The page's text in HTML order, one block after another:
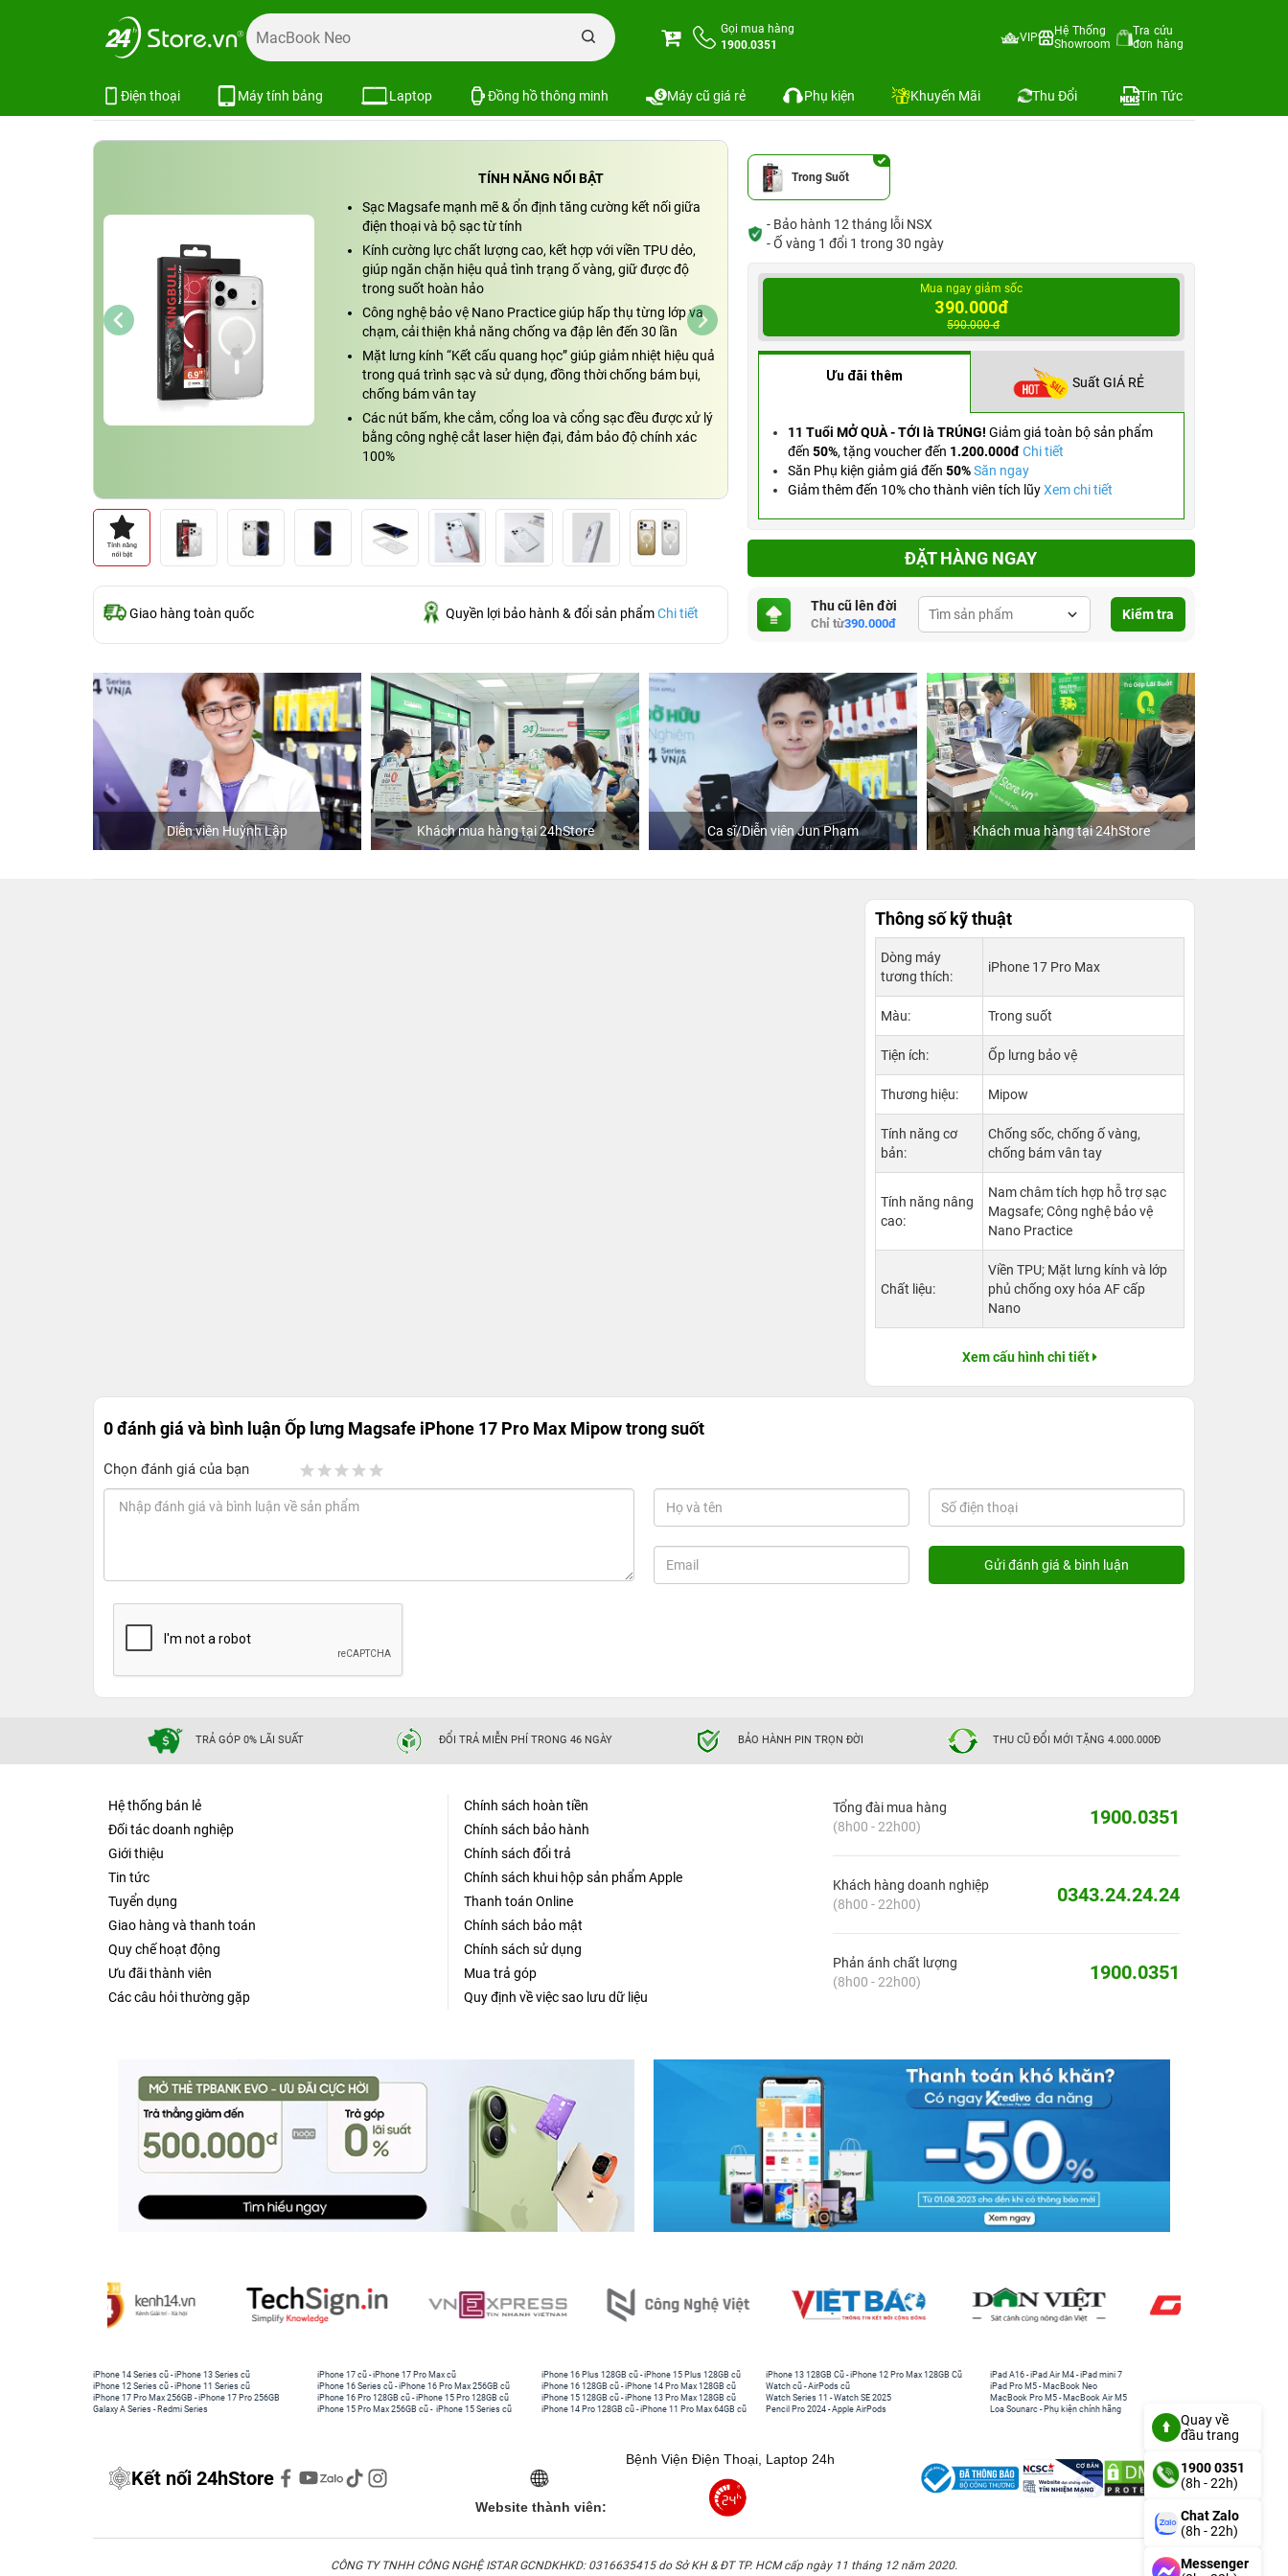
Gọi mua hàng
1900.0351
VIP
Hệ Thống
Showroom
Tra cứu
đơn hàng
Điện thoại Máy tính bảng Laptop Đồng hồ thông minh Máy cũ giá rẻ Phụ kiện Khuyến Mãi Thu Đổi Tin Tức
Trang chủ Ốp lưng Ốp lưng Magsafe iPhone 17 Pro Max Mipow trong suốt
Ốp lưng Magsafe iPhone 17 Pro Max Mipow trong suốt
Xem cấu hình So sánh
TÍNH NĂNG NỔI BẬT
Sạc Magsafe mạnh mẽ & ổn định tăng cường kết nối giữa
điện thoại và bộ sạc từ tính
Kính cường lực chất lượng cao, kết hợp với viền TPU dẻo,
giúp ngăn chặn hiệu quả tình trạng ố vàng, giữ được độ
trong suốt hoàn hảo
Công nghệ bảo vệ Nano Practice giúp hấp thụ từng lớp va
chạm, cải thiện khả năng chống va đập lên đến 30 lần
Mặt lưng kính “Kết cấu quang học” giúp giảm nhiệt hiệu quả
trong quá trình sạc và sử dụng, đồng thời chống bám bụi,
chống bám vân tay
Các nút bấm, khe cắm, cổng loa và cổng sạc đều được xử lý
bằng công nghệ cắt laser hiện đại, đảm bảo độ chính xác
100%
Giao hàng toàn quốc Quyền lợi bảo hành & đổi sản phẩm Chi tiết
Trong Suốt
- Bảo hành 12 tháng lỗi NSX
- Ố vàng 1 đổi 1 trong 30 ngày
Mua ngay giảm sốc
390.000đ
590.000 đ
Ưu đãi thêm Suất GIÁ RẺ
11 Tuổi MỞ QUÀ - TỚI là TRÚNG! Giảm giá toàn bộ sản phẩm
đến 50%, tặng voucher đến 1.200.000đ Chi tiết
Săn Phụ kiện giảm giá đến 50% Săn ngay
Giảm thêm đến 10% cho thành viên tích lũyXem chi tiết
ĐẶT HÀNG NGAY
Thu cũ lên đời
Chỉ từ390.000đ
Kiểm tra
Diễn viên Huỳnh Lập Khách mua hàng tại 24hStore Ca sĩ/Diễn viên Jun Phạm Khách mua hàng tại 24hStore
Thông số kỹ thuật
Dòng máy
tương thích:
iPhone 17 Pro Max
Màu: Trong suốt
Tiện ích: Ốp lưng bảo vệ
Thương hiệu: Mipow
Tính năng cơ
bản:
Chống sốc, chống ố vàng,
chống bám vân tay
Tính năng nâng
cao:
Nam châm tích hợp hỗ trợ sạc
Magsafe; Công nghệ bảo vệ
Nano Practice
Chất liệu:
Viền TPU; Mặt lưng kính và lớp
phủ chống oxy hóa AF cấp
Nano
Xem cấu hình chi tiết
0 đánh giá và bình luậnỐp lưng Magsafe iPhone 17 Pro Max Mipow trong suốt
Chọn đánh giá của bạn
TRẢ GÓP 0% LÃI SUẤT ĐỔI TRẢ MIỄN PHÍ TRONG 46 NGÀY BẢO HÀNH PIN TRỌN ĐỜI THU CŨ ĐỔI MỚI TẶNG 4.000.000Đ
Hệ thống bán lẻ
Đối tác doanh nghiệp
Giới thiệu
Tin tức
Tuyển dụng
Giao hàng và thanh toán
Quy chế hoạt động
Ưu đãi thành viên
Các câu hỏi thường gặp
Chính sách hoàn tiền
Chính sách bảo hành
Chính sách đổi trả
Chính sách khui hộp sản phẩm Apple
Thanh toán Online
Chính sách bảo mật
Chính sách sử dụng
Mua trả góp
Quy định về việc sao lưu dữ liệu
Tổng đài mua hàng
(8h00 - 22h00)
1900.0351
Khách hàng doanh nghiệp
(8h00 - 22h00)
0343.24.24.24
Phản ánh chất lượng
(8h00 - 22h00)
1900.0351
iPhone 14 Series cũ -iPhone 13 Series cũ
iPhone 12 Series cũ -iPhone 11 Series cũ
iPhone 17 Pro Max 256GB -iPhone 17 Pro 256GB
Galaxy A Series - Redmi Series
iPhone 17 cũ -iPhone 17 Pro Max cũ
iPhone 16 Series cũ - iPhone 16 Pro Max 256GB cũ
iPhone 16 Pro 128GB cũ -iPhone 15 Pro 128GB cũ
iPhone 15 Pro Max 256GB cũ - iPhone 15 Series cũ
iPhone 16 Plus 128GB cũ -iPhone 15 Plus 128GB cũ
iPhone 16 128GB cũ -iPhone 14 Pro Max 128GB cũ
iPhone 15 128GB cũ -iPhone 13 Pro Max 128GB cũ
iPhone 14 Pro 128GB cũ -iPhone 11 Pro Max 64GB cũ
iPhone 13 128GB Cũ -iPhone 12 Pro Max 128GB Cũ
Watch cũ -AirPods cũ
Watch Series 11 -Watch SE 2025
Pencil Pro 2024 -Apple AirPods
iPad A16 -iPad Air M4 -iPad mini 7
iPad Pro M5 - MacBook Neo
MacBook Pro M5 - MacBook Air M5
Loa Sounarc - Phụ kiện chính hãng
Kết nối 24hStore
Website thành viên:
Bệnh Viện Điện Thoại, Laptop 24h
CÔNG TY TNHH CÔNG NGHỆ ISTAR GCNDKHKD: 0316635415 do Sở KH & ĐT TP. HCM cấp ngày 11 tháng 12 năm 2020.
Quay về
đầu trang
1900 0351
(8h - 22h)
Chat Zalo
(8h - 22h)
Messenger